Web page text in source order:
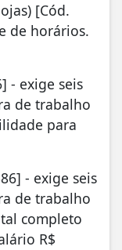
[Cód.
de horários.
- exige seis
de trabalho
para
- exige seis
de trabalho
completo
R$